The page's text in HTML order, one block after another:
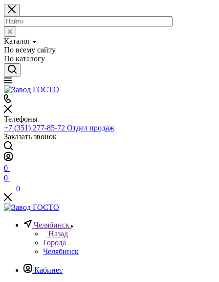
Каталог
По всему сайту
По каталогу
Телефоны
+7 (351) 277-85-72 Отдел продаж
Заказать звонок
0
0
0
Челябинск
Назад
Города
Челябинск
Кабинет